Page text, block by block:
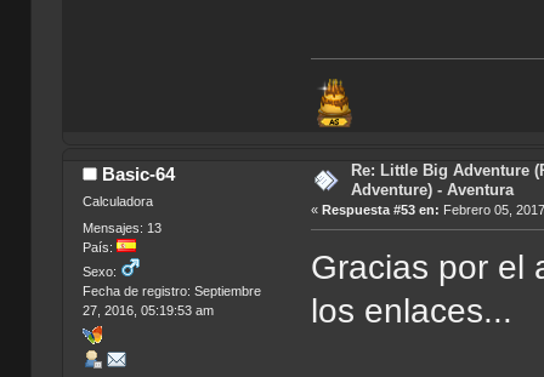
Basic-64
Calculadora
Mensajes: 13
País:
Sexo:
Fecha de registro: Septiembre
27, 2016, 05:19:53 am
Re: Little Big Adventure
Adventure) - Aventura
« Respuesta #53 en: Febrero 05,
Gracias por el
los enlaces...